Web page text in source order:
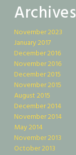
Archives
November 2023
January 2017
December 2016
November 2016
December 2015
November 2015
August 2015
December 2014
November 2014
May 2014
November 2013
October 2013